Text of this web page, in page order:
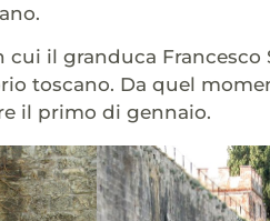
cui il granduca Francesco
toscano. Da quel
il primo di gennaio.